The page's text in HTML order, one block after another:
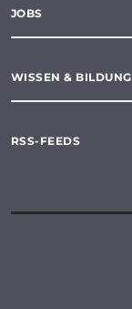
JOBS
WISSEN & BILDUNG
RSS-FEEDS